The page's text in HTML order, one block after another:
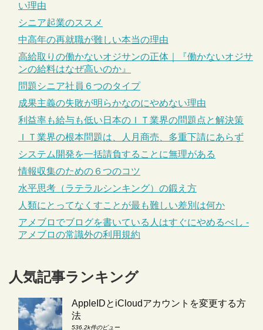
い理由
シニア起業のススメ
中高年の再就職が難しい本当の理由
高給取りの働かないオジサンの正体｜『働かないオジサ
ンの給料はなぜ高いのか』
問題シニア社員６つのタイプ
成果主義の失敗が明らかなのにやめない理由
利益率も給与も低い日本のＩＴ業界の問題点と解決策
ＩＴ業界の根本問題は、人月商売、多重下請にあらず
システム開発を一括請負することに無理がある
情報収集のための６つのコツ
水平思考（ラテラルシンキング）の鍛え方
人類にとってなくすことが最も難しい差別は何か
アメブロでブログを書いている人はすぐにやめるべし -
アメブロの常識外の利用規約
人気記事ランキング
AppleIDとiCloudアカウントを変更する方
法
536.2k件のビュー